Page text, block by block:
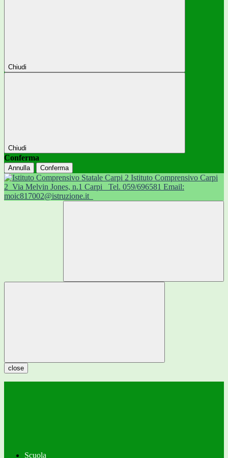
Chiudi
Chiudi
Conferma
Annulla Conferma
Istituto Comprensivo Carpi
2 Via Melvin Jones, n.1 Carpi
Tel. 059/696581 Email:
moic817002@istruzione.it
close
Scuola